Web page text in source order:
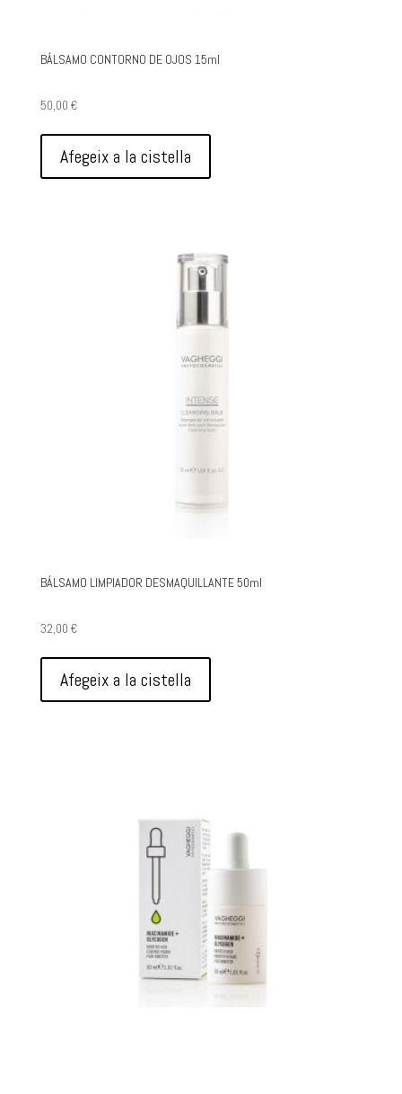
BÁLSAMO CONTORNO DE OJOS 15ml
50,00 €
Afegeix a la cistella
BÁLSAMO LIMPIADOR DESMAQUILLANTE 50ml
32,00 €
Afegeix a la cistella